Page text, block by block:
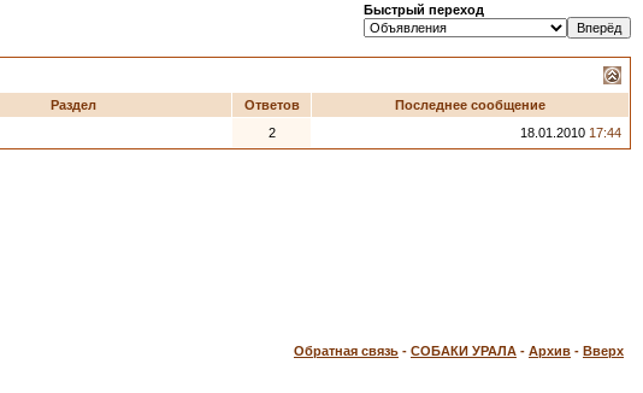
Быстрый переход
Раздел Ответов
Последнее сообщение
2 18.01.2010 17:44
Обратная связь - СОБАКИ УРАЛА - Архив - Вверх